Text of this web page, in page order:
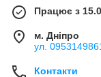
Працює з
м. Дніпро
ул.
Контакти